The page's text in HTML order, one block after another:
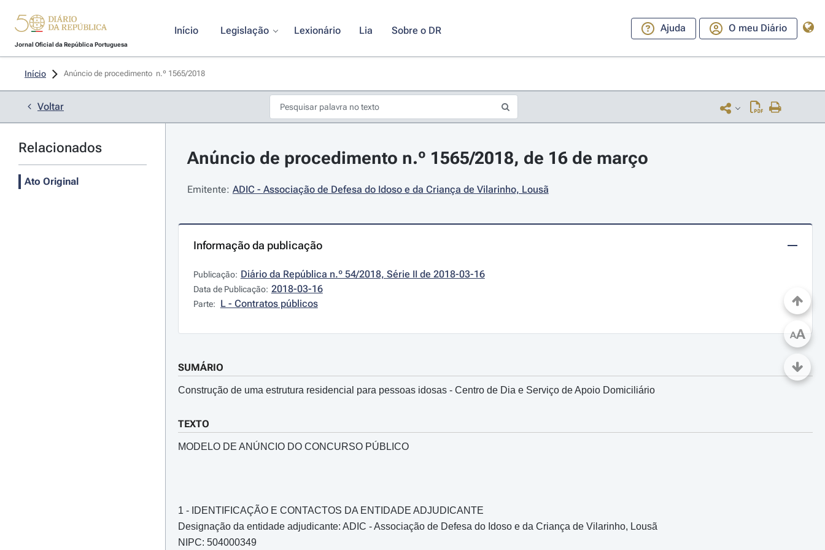
Jornal Oficial da República Portuguesa
Início Legislação Lexionário Lia Sobre o DR Ajuda O meu Diário
Início Anúncio de procedimento  n.º 1565/2018
Voltar
Relacionados
Ato Original
Anúncio de procedimento n.º 1565/2018, de 16 de março
Emitente: ADIC - Associação de Defesa do Idoso e da Criança de Vilarinho, Lousã
Informação da publicação
Publicação: Diário da República n.º 54/2018, Série II de 2018-03-16
Data de Publicação: 2018-03-16
Parte: L - Contratos públicos
SUMÁRIO
Construção de uma estrutura residencial para pessoas idosas - Centro de Dia e Serviço de Apoio Domiciliário
TEXTO
MODELO DE ANÚNCIO DO CONCURSO PÚBLICO
1 - IDENTIFICAÇÃO E CONTACTOS DA ENTIDADE ADJUDICANTE
Designação da entidade adjudicante: ADIC - Associação de Defesa do Idoso e da Criança de Vilarinho, Lousã
NIPC: 504000349
AA